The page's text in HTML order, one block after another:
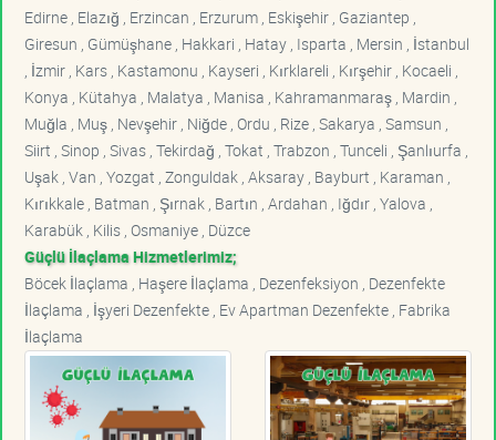
Edirne , Elazığ , Erzincan , Erzurum , Eskişehir , Gaziantep ,
Giresun , Gümüşhane , Hakkari , Hatay , Isparta , Mersin , İstanbul
, İzmir , Kars , Kastamonu , Kayseri , Kırklareli , Kırşehir , Kocaeli ,
Konya , Kütahya , Malatya , Manisa , Kahramanmaraş , Mardin ,
Muğla , Muş , Nevşehir , Niğde , Ordu , Rize , Sakarya , Samsun ,
Siirt , Sinop , Sivas , Tekirdağ , Tokat , Trabzon , Tunceli , Şanlıurfa ,
Uşak , Van , Yozgat , Zonguldak , Aksaray , Bayburt , Karaman ,
Kırıkkale , Batman , Şırnak , Bartın , Ardahan , Iğdır , Yalova ,
Karabük , Kilis , Osmaniye , Düzce
Güçlü İlaçlama Hizmetlerimiz;
Böcek İlaçlama , Haşere İlaçlama , Dezenfeksiyon , Dezenfekte
İlaçlama , İşyeri Dezenfekte , Ev Apartman Dezenfekte , Fabrika
İlaçlama